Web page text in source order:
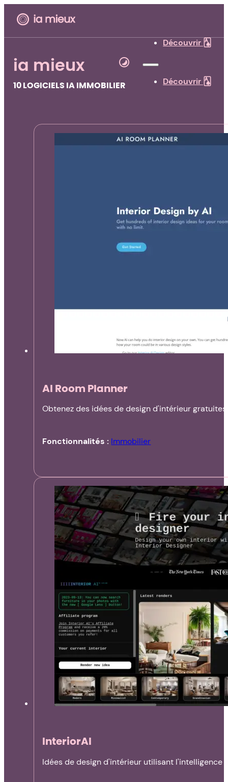
Découvrir 🂡
Découvrir 🂡
ia mieux
10 LOGICIELS IA IMMOBILIER
AI Room Planner
Obtenez des idées de design d'intérieur
Fonctionnalités : Immobilier
InteriorAI
Idées de design d'intérieur utilisant l'intelligence